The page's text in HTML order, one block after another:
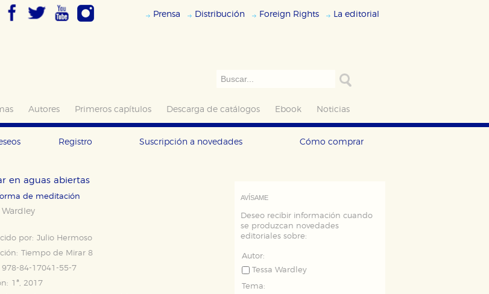
Prensa Distribución Foreign Rights La editorial
Autores Primeros capítulos Descarga de catálogos Ebook Noticias
Registro Suscripción a novedades Cómo comprar
en aguas abiertas
de meditación
Wardley
por: Julio Hermoso
Tiempo de Mirar 8
978-84-17041-55-7
1ª, 2017
AVÍSAME
Deseo recibir información cuando
se produzcan novedades
editoriales sobre:
Autor:
Tessa Wardley
Tema: